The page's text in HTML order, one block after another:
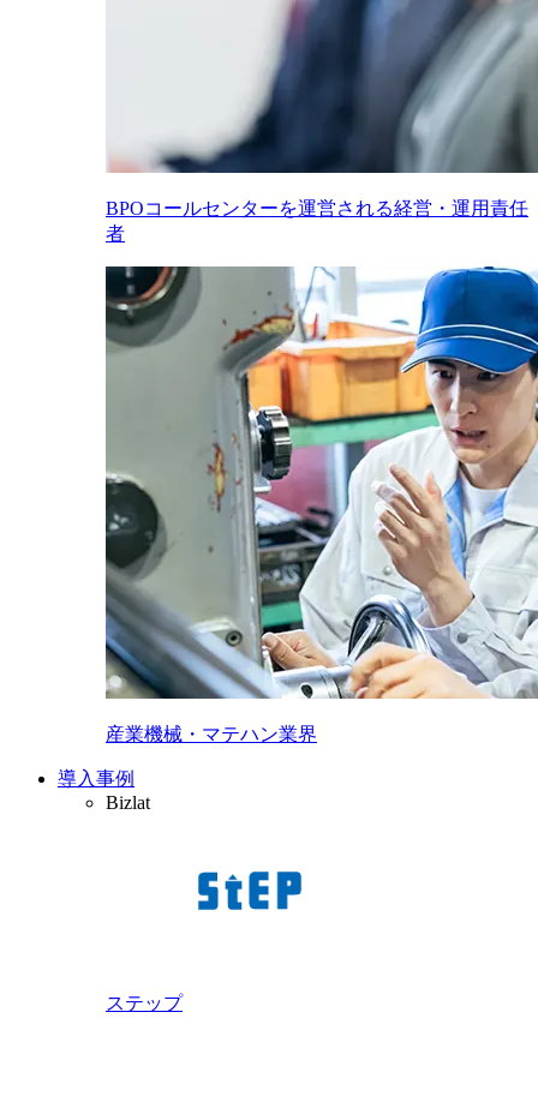
BPOコールセンターを運営される経営・運用責任
者
産業機械・マテハン業界
導入事例
Bizlat
ステップ